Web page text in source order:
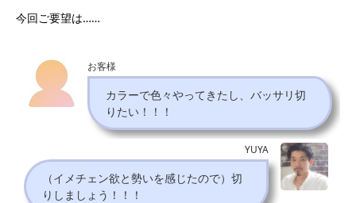
今回ご要望は……
お客様
カラーで色々やってきたし、バッサリ切
りたい！！！
YUYA
（イメチェン欲と勢いを感じたので）切
りしましょう！！！